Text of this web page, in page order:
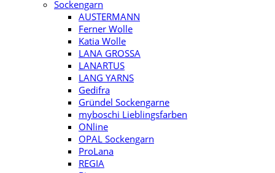
Sockengarn
AUSTERMANN
Ferner Wolle
Katia Wolle
LANA GROSSA
LANARTUS
LANG YARNS
Gedifra
Gründel Sockengarne
myboschi Lieblingsfarben
ONline
OPAL Sockengarn
ProLana
REGIA